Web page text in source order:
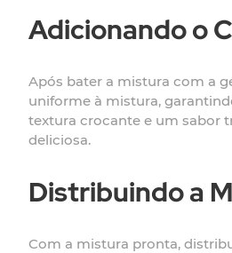
Adicionando o
Após bater a mistura com a
uniforme à mistura,
textura crocante e um sabor
deliciosa.
Distribuindo a
Com a mistura pronta,